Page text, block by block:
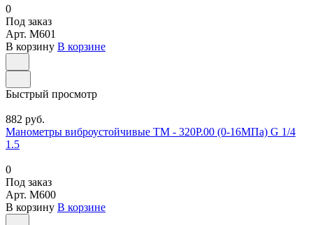
0
Под заказ
Арт. M601
В корзину В корзине
Быстрый просмотр
882 руб.
Манометры виброустойчивые ТМ - 320Р.00 (0-16МПа) G 1/4
1.5
0
Под заказ
Арт. M600
В корзину В корзине